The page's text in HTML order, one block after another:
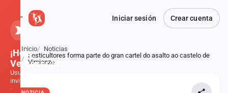
Iniciar sesión Crear cuenta
Atrás
Inicio
Noticias
Festicultores forma parte do gran cartel do asalto ao castelo de
Vimianzo
¡Hola,
Verbener@!
Usuario
invitado
·